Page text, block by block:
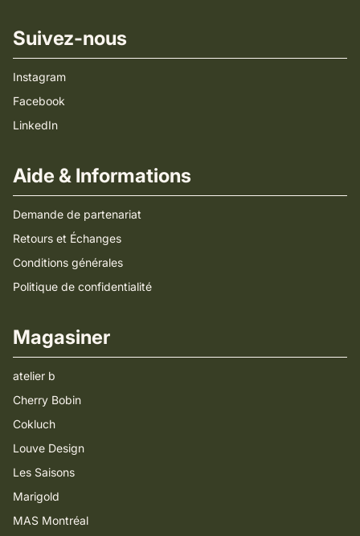
Suivez-nous
Instagram
Facebook
LinkedIn
Aide & Informations
Demande de partenariat
Retours et Échanges
Conditions générales
Politique de confidentialité
Magasiner
atelier b
Cherry Bobin
Cokluch
Louve Design
Les Saisons
Marigold
MAS Montréal